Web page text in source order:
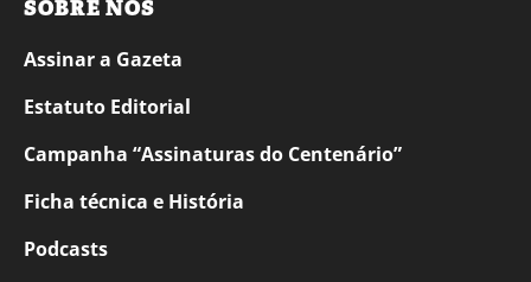
SOBRE NÓS
Assinar a Gazeta
Estatuto Editorial
Campanha “Assinaturas do Centenário”
Ficha técnica e História
Podcasts